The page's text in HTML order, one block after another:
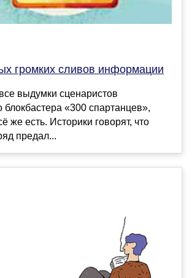
громких сливов информации
выдумки сценаристов
блокбастера «300 спартанцев»,
же есть. Историки говорят, что
предал...